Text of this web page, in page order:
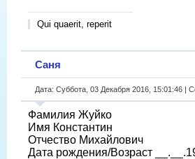
Qui quaerit, reperit
Саня
Дата: Суббота, 03 Декабря 2016, 15:01:46 |
Фамилия Жуйко
Имя Константин
Отчество Михайлович
Дата рождения/Возраст